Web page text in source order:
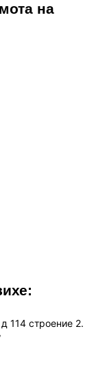
на
114 строение 2.